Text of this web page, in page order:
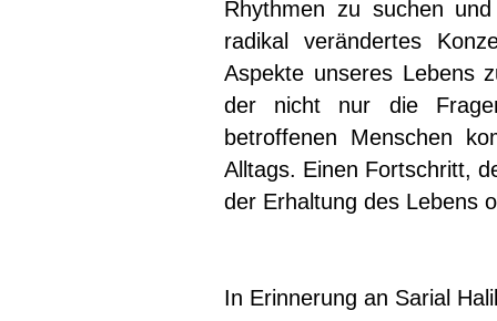
Rhythmen zu suchen
radikal verändertes
Aspekte unseres Lebens
der nicht nur die
betroffenen Menschen
Alltags. Einen Fortschritt,
der Erhaltung des Lebens
In Erinnerung an Sarial